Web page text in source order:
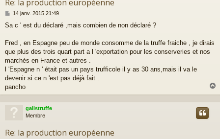
Re: la production européenne
M
s
a
g
14 janv. 2015 21:49
Sa c ' est du déclaré ,mais combien de non déclaré ?
Fred , en Espagne peu de monde consomme de la truffe fraiche , je dirais
que plus des trois quart part a l 'exportation pour les conserveries et nos
marchés en France et autres .
l 'Espagne n ' était pas un pays trufficole il y as 30 ans,mais il va le
devenir si ce n 'est pas déjà fait .
pancho
a
galistruffe
Membre
Re: la production européenne